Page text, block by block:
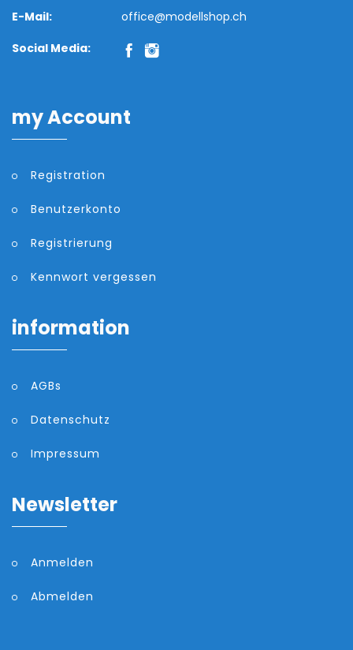
E-Mail:
office@modellshop.ch
Social Media:
my Account
Registration
Benutzerkonto
Registrierung
Kennwort vergessen
information
AGBs
Datenschutz
Impressum
Newsletter
Anmelden
Abmelden